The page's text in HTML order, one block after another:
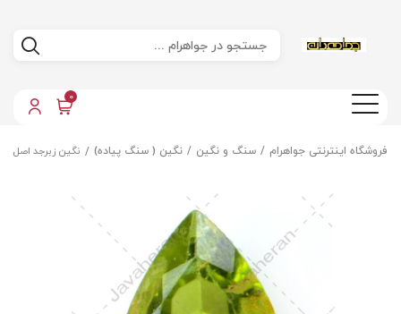
0
فروشگاه اینترنتی جواهرام سنگ و نگین نگین ( سنگ پیاده) نگین زبرجد اصل